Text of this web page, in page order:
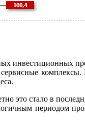
инвестиционных
комплексы.
это стало в
периодом